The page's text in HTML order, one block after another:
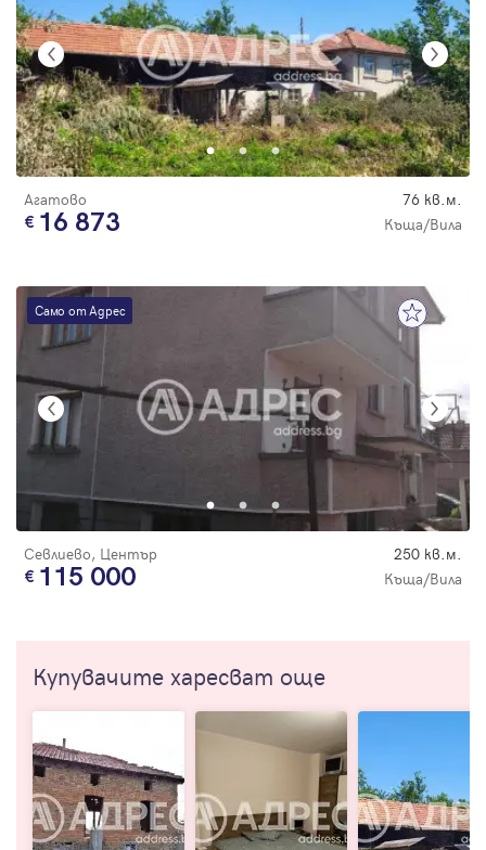
Агатово 76 кв.м.
16 873 Къща/Вила
Само от Адрес
Севлиево, Център 250 кв.м.
115 000 Къща/Вила
Купувачите харесват още